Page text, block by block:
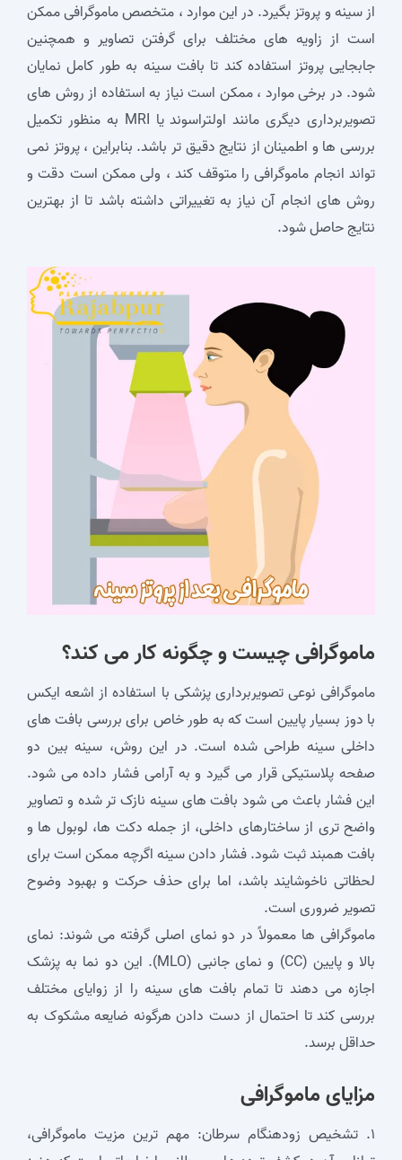
از سینه و پروتز بگیرد. در این موارد ، متخصص ماموگرافی ممکن
است از زاویه ‌های مختلف برای گرفتن تصاویر و همچنین
جابجایی پروتز استفاده کند تا بافت سینه به‌ طور کامل نمایان
شود. در برخی موارد ، ممکن است نیاز به استفاده از روش ‌های
تصویربرداری دیگری مانند اولتراسوند یا MRI به منظور تکمیل
بررسی‌ ها و اطمینان از نتایج دقیق‌ تر باشد. بنابراین ، پروتز نمی
‌تواند انجام ماموگرافی را متوقف کند ، ولی ممکن است دقت و
روش‌ های انجام آن نیاز به تغییراتی داشته باشد تا از بهترین
نتایج حاصل شود.
ماموگرافی چیست و چگونه کار می‌ کند؟
ماموگرافی نوعی تصویربرداری پزشکی با استفاده از اشعه ایکس
با دوز بسیار پایین است که به طور خاص برای بررسی بافت‌ های
داخلی سینه طراحی شده است. در این روش، سینه بین دو
صفحه پلاستیکی قرار می ‌گیرد و به آرامی فشار داده می ‌شود.
این فشار باعث می ‌شود بافت ‌های سینه نازک ‌تر شده و تصاویر
واضح‌ تری از ساختارهای داخلی، از جمله دکت ‌ها، لوبول‌ ها و
بافت همبند ثبت شود. فشار دادن سینه اگرچه ممکن است برای
لحظاتی ناخوشایند باشد، اما برای حذف حرکت و بهبود وضوح
تصویر ضروری است.
ماموگرافی ها معمولاً در دو نمای اصلی گرفته می‌ شوند: نمای
بالا و پایین (CC) و نمای جانبی (MLO). این دو نما به پزشک
اجازه می ‌دهند تا تمام بافت ‌های سینه را از زوایای مختلف
بررسی کند تا احتمال از دست دادن هرگونه ضایعه مشکوک به
حداقل برسد.
مزایای ماموگرافی
۱. تشخیص زودهنگام سرطان: مهم ‌ترین مزیت ماموگرافی،